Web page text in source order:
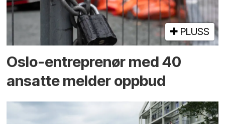
PLUSS
Oslo-entreprenør med 40
ansatte melder oppbud